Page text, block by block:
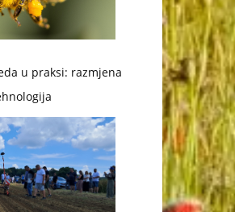
u praksi: razmjena